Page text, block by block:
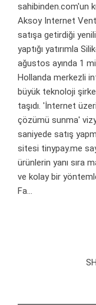
sahibinden.com'un
Aksoy Internet
satışa getirdiği
yaptığı yatırımla
ağustos ayında 1
Hollanda merkezli
büyük teknoloji
taşıdı. 'İnternet
çözümü sunma'
saniyede satış
sitesi tinypay.me
ürünlerin yanı sıra
ve kolay bir
Fa...